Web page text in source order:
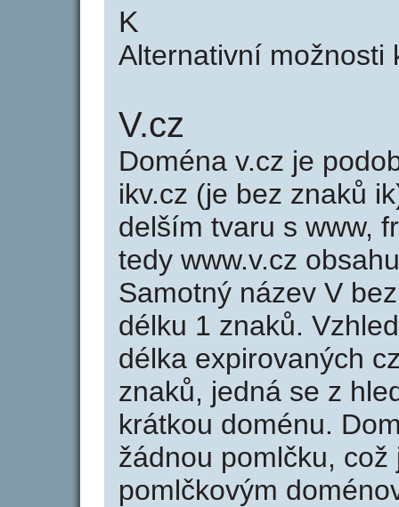
K
Alternativní možnosti
V.cz
Doména v.cz je
ikv.cz (je bez znaků
delším tvaru s www,
tedy www.v.cz
Samotný název V
délku 1 znaků.
délka expirovaných
znaků, jedná se z
krátkou doménu.
žádnou pomlčku,
pomlčkovým